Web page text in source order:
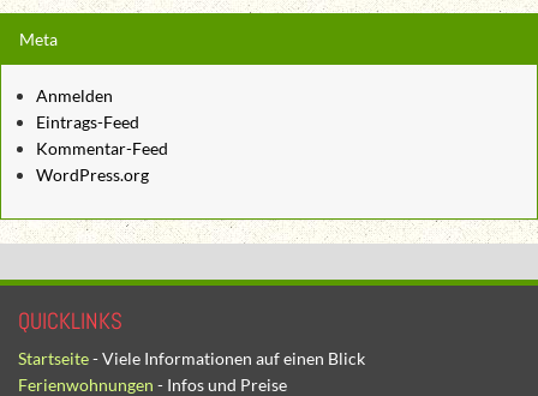
Meta
Anmelden
Eintrags-Feed
Kommentar-Feed
WordPress.org
QUICKLINKS
Startseite- Viele Informationen auf einen Blick
Ferienwohnungen - Infos und Preise